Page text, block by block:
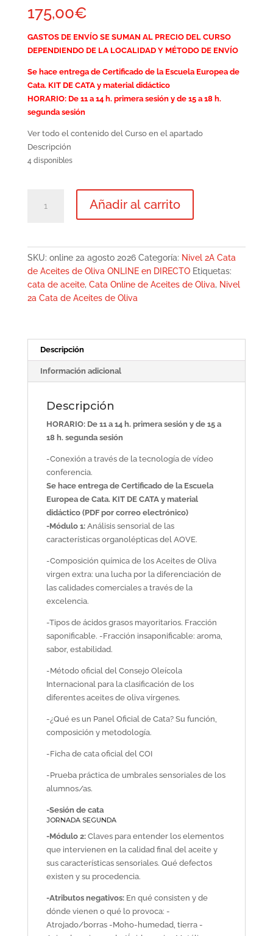
175,00€
GASTOS DE ENVÍO SE SUMAN AL PRECIO DEL CURSO
DEPENDIENDO DE LA LOCALIDAD Y MÉTODO DE ENVÍO
Se hace entrega de Certificado de la Escuela Europea de
Cata. KIT DE CATA y material didáctico
HORARIO: De 11 a 14 h. primera sesión y de 15 a 18 h.
segunda sesión
Ver todo el contenido del Curso en el apartado
Descripción
4 disponibles
Cata
de
Aceites
de
Oliva.
de
cantidad
Añadir al carrito
SKU: online 2a agosto 2026 Categoría: Nivel 2A Cata
de Aceites de Oliva ONLINE en DIRECTO Etiquetas:
cata de aceite, Cata Online de Aceites de Oliva, Nivel
2a Cata de Aceites de Oliva
Descripción
Información adicional
Descripción
HORARIO: De 11 a 14 h. primera sesión y de 15 a
18 h. segunda sesión
-Conexión a través de la tecnología de vídeo
conferencia.
Se hace entrega de Certificado de la Escuela
Europea de Cata. KIT DE CATA y material
didáctico (PDF por correo electrónico)
-Módulo 1:Análisis sensorial de las
características organolépticas del AOVE.
-Composición química de los Aceites de Oliva
virgen extra: una lucha por la diferenciación de
las calidades comerciales a través de la
excelencia.
-Tipos de ácidos grasos mayoritarios. Fracción
saponificable. -Fracción insaponificable: aroma,
sabor, estabilidad.
-Método oficial del Consejo Oleícola
Internacional para la clasificación de los
diferentes aceites de oliva vírgenes.
-¿Qué es un Panel Oficial de Cata? Su función,
composición y metodología.
-Ficha de cata oficial del COI
-Prueba práctica de umbrales sensoriales de los
alumnos/as.
-Sesión de cata
JORNADA SEGUNDA
-Módulo 2:Claves para entender los elementos
que intervienen en la calidad final del aceite y
sus características sensoriales. Qué defectos
existen y su procedencia.
-Atributos negativos:En qué consisten y de
dónde vienen o qué lo provoca: -
Atrojado/borras -Moho-humedad, tierra -